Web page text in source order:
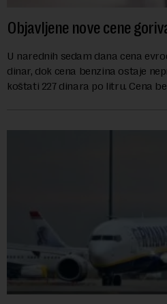
Objavljene nove cene
U narednih sedam dana cena
dinar, dok cena benzina ostaje
koštati 227 dinara po litru. Cena